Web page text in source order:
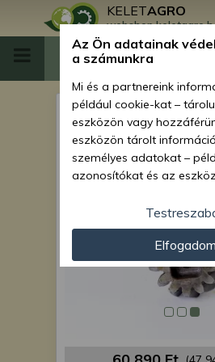
KELETAGRO
MTZ difitengely
1025,1221
Az Ön adatainak
a számunkra
Mi és a partnereink
például cookie-kat –
eszközön vagy
eszközön tárolt
személyes adatokat –
azonosítókat és az
személyre szabott
tartalom nyújtásához,
tartalomméréshez,
gyűjtéséhez, valamint
kifejlesztéséhez és a
javításához. Az Ön
partnereink
adatokat és azonosítási
Elfogadom